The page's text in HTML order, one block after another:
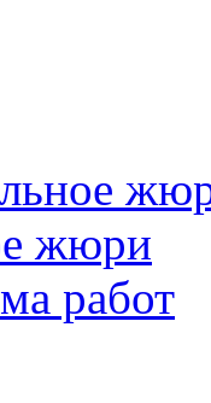
жюри
работ